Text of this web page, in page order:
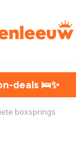
deals 🛌✨
boxsprings